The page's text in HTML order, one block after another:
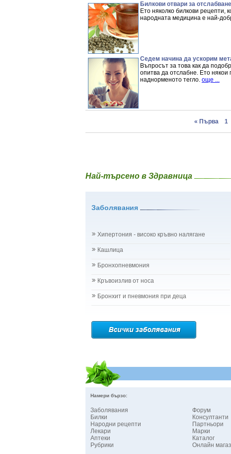
Билкови отвари за отслабване
Ето няколко билкови рецепти,
народната медицина е най-
Седем начина да ускорим
Въпросът за това как да
опитва да отслабне. Ето
наднорменото тегло. още ...
« Първа 1
Най-търсено в Здравница
Заболявания
Хипертония - високо кръвно налягане
Кашлица
Бронхопневмония
Кръвоизлив от носа
Бронхит и пневмония при деца
Намери бързо:
Заболявания
Билки
Народни рецепти
Лекари
Аптеки
Рубрики
Форум
Консултанти
Партньори
Марки
Каталог
Онлайн